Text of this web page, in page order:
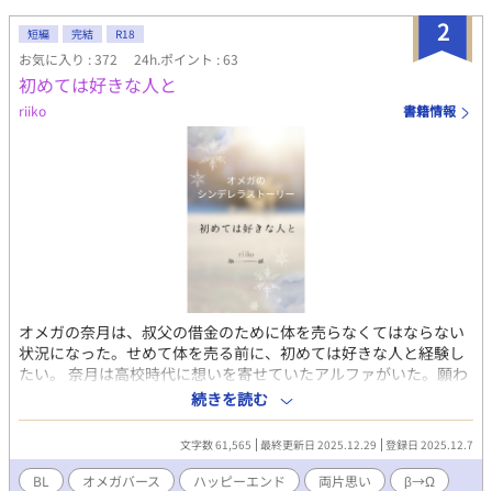
2
短編 完結 R18
お気に入り : 372 24h.ポイント : 63
初めては好きな人と
riiko 書籍情報
オメガの奈月は、叔父の借金のために体を売らなくてはならない
状況になった。せめて体を売る前に、初めては好きな人と経験し
たい。 奈月は高校時代に想いを寄せていたアルファがいた。願わ
くばその彼と最初で最後の思い出を…… ベータ上がりのオメガが
アルファと一夜の想い出をつくるため奮闘する！！ しかし、アル
ファは奈月のことを…… 同級生ラブ 高校時代からロックオンして
いたアルファ×ベータ上がりの無自覚オメガ 割とコミカルなオメ
ガバース作品です。 どうぞお楽しみくださいませ☆
続きを読む
文字数 61,565 最終更新日 2025.12.29 登録日 2025.12.7
BL オメガバース ハッピーエンド 両片思い β→Ω